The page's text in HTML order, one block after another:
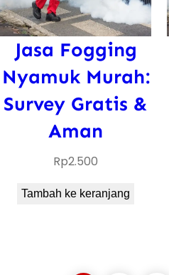
Jasa Fogging
Nyamuk Murah:
Survey Gratis &
Aman
Rp2.500
Tambah ke keranjang